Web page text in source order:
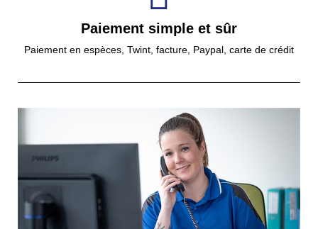
Paiement simple et sûr
Paiement en espèces, Twint, facture, Paypal, carte de crédit